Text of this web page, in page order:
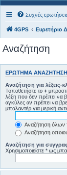
Συχνές
4GPS Ευρετήριο
Αναζήτηση
ΕΡΏΤΗΜΑ
Αναζήτηση για λέξεις-
Τοποθετήστε το +
λέξη που δεν πρέπει να
αγκύλες αν πρέπει να
μπαλαντέρ για μερική
Αναζήτηση όλων
Αναζήτηση
Αναζήτηση για
Χρησιμοποιείστε * ως